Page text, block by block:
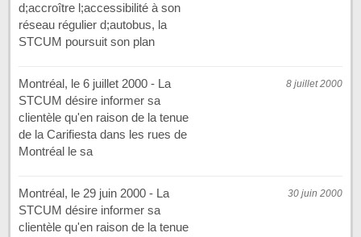
d;accroître l;accessibilité à son
réseau régulier d;autobus, la
STCUM poursuit son plan
8 juillet 2000
Montréal, le 6 juillet 2000 - La
STCUM désire informer sa
clientèle qu'en raison de la tenue
de la Carifiesta dans les rues de
Montréal le sa
30 juin 2000
Montréal, le 29 juin 2000 - La
STCUM désire informer sa
clientèle qu'en raison de la tenue